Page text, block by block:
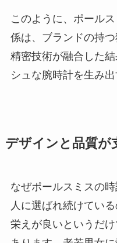
このように、ポール
係は、ブランドの持
精密技術が融合した
シュな腕時計を生み
デザインと品質が
なぜポールスミスの
人に選ばれ続けてい
栄えが良いというだ